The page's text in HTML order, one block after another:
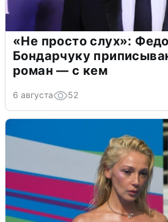
«Не просто слух»:
Бондарчуку
роман — с кем
6 августа 52